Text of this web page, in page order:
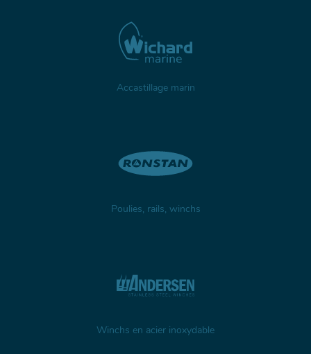
Accastillage marin
Poulies, rails, winchs
Winchs en acier inoxydable